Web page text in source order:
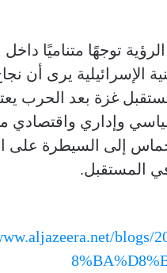
توجهًا متناميًا
الإسرائيلية يرى أن
غزة بعد الحرب
وإداري واقتصادي
إلى السيطرة على
المستقبل.
blogs/